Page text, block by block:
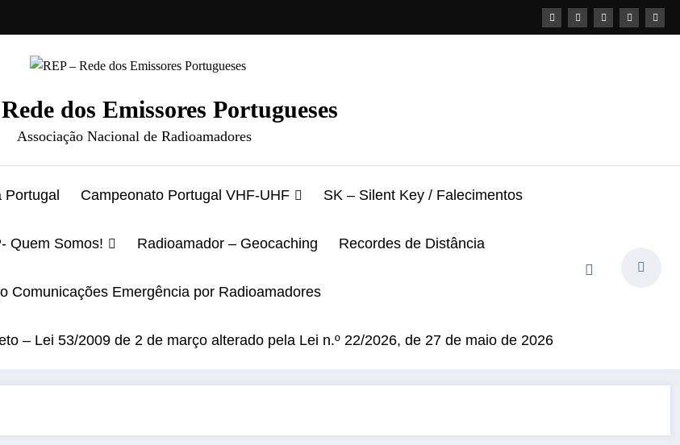
dos Emissores Portugueses
Associação Nacional de Radioamadores
Portugal Campeonato Portugal VHF-UHF SK – Silent Key / Falecimentos
Quem Somos! Radioamador – Geocaching Recordes de Distância
Comunicações Emergência por Radioamadores
– Lei 53/2009 de 2 de março alterado pela Lei n.º 22/2026, de 27 de maio de 2026